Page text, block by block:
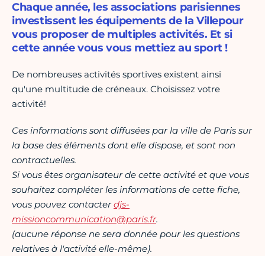
Chaque année, les associations parisiennes
investissent les équipements de la Villepour
vous proposer de multiples activités. Et si
cette année vous vous mettiez au sport !
De nombreuses activités sportives existent ainsi
qu'une multitude de créneaux. Choisissez votre
activité!
Ces informations sont diffusées par la ville de Paris sur
la base des éléments dont elle dispose, et sont non
contractuelles.
Si vous êtes organisateur de cette activité et que vous
souhaitez compléter les informations de cette fiche,
vous pouvez contacterdjs-
missioncommunication@paris.fr.
(aucune réponse ne sera donnée pour les questions
relatives à l'activité elle-même).